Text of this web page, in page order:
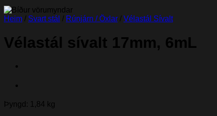
Heim / Svart stál / Rúnjárn / Öxlar / Vélastál Sívalt
Vélastál sívalt 17mm, 6mL
Þyngd: 1,84 kg